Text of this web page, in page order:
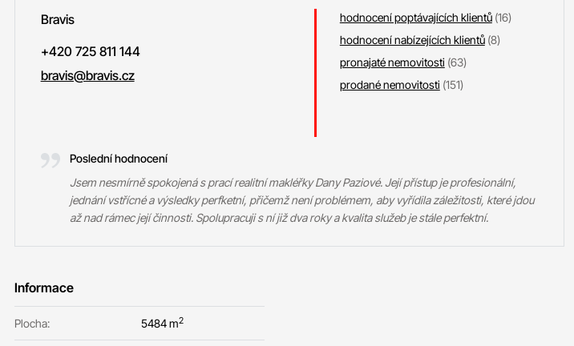
Bravis
+420 725 811 144
bravis@bravis.cz
hodnocení poptávajících klientů (16)
hodnocení nabízejících klientů (8)
pronajaté nemovitosti (63)
prodané nemovitosti (151)
Poslední hodnocení
Jsem nesmírně spokojená s prací realitní makléřky Dany Paziové. Její přístup je profesionální,
jednání vstřícné a výsledky perfketní, přičemž není problémem, aby vyřídila záležitosti, které jdou
až nad rámec její činnosti. Spolupracuji s ní již dva roky a kvalita služeb je stále perfektní.
Informace
Plocha: 5484 m2